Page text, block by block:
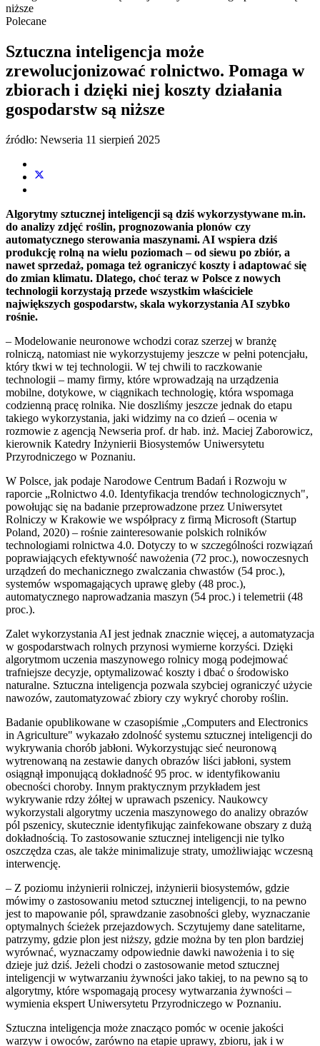
Polecane
Sztuczna inteligencja może
zrewolucjonizować rolnictwo. Pomaga w
zbiorach i dzięki niej koszty działania
gospodarstw są niższe
źródło: Newseria 11 sierpień 2025
Algorytmy sztucznej inteligencji są dziś wykorzystywane m.in.
do analizy zdjęć roślin, prognozowania plonów czy
automatycznego sterowania maszynami. AI wspiera dziś
produkcję rolną na wielu poziomach – od siewu po zbiór, a
nawet sprzedaż, pomaga też ograniczyć koszty i adaptować się
do zmian klimatu. Dlatego, choć teraz w Polsce z nowych
technologii korzystają przede wszystkim właściciele
największych gospodarstw, skala wykorzystania AI szybko
rośnie.
– Modelowanie neuronowe wchodzi coraz szerzej w branżę
rolniczą, natomiast nie wykorzystujemy jeszcze w pełni potencjału,
który tkwi w tej technologii. W tej chwili to raczkowanie
technologii – mamy firmy, które wprowadzają na urządzenia
mobilne, dotykowe, w ciągnikach technologię, która wspomaga
codzienną pracę rolnika. Nie doszliśmy jeszcze jednak do etapu
takiego wykorzystania, jaki widzimy na co dzień – ocenia w
rozmowie z agencją Newseria prof. dr hab. inż. Maciej Zaborowicz,
kierownik Katedry Inżynierii Biosystemów Uniwersytetu
Przyrodniczego w Poznaniu.
W Polsce, jak podaje Narodowe Centrum Badań i Rozwoju w
raporcie „Rolnictwo 4.0. Identyfikacja trendów technologicznych",
powołując się na badanie przeprowadzone przez Uniwersytet
Rolniczy w Krakowie we współpracy z firmą Microsoft (Startup
Poland, 2020) – rośnie zainteresowanie polskich rolników
technologiami rolnictwa 4.0. Dotyczy to w szczególności rozwiązań
poprawiających efektywność nawożenia (72 proc.), nowoczesnych
urządzeń do mechanicznego zwalczania chwastów (54 proc.),
systemów wspomagających uprawę gleby (48 proc.),
automatycznego naprowadzania maszyn (54 proc.) i telemetrii (48
proc.).
Zalet wykorzystania AI jest jednak znacznie więcej, a automatyzacja
w gospodarstwach rolnych przynosi wymierne korzyści. Dzięki
algorytmom uczenia maszynowego rolnicy mogą podejmować
trafniejsze decyzje, optymalizować koszty i dbać o środowisko
naturalne. Sztuczna inteligencja pozwala szybciej ograniczyć użycie
nawozów, zautomatyzować zbiory czy wykryć choroby roślin.
Badanie opublikowane w czasopiśmie „Computers and Electronics
in Agriculture" wykazało zdolność systemu sztucznej inteligencji do
wykrywania chorób jabłoni. Wykorzystując sieć neuronową
wytrenowaną na zestawie danych obrazów liści jabłoni, system
osiągnął imponującą dokładność 95 proc. w identyfikowaniu
obecności choroby. Innym praktycznym przykładem jest
wykrywanie rdzy żółtej w uprawach pszenicy. Naukowcy
wykorzystali algorytmy uczenia maszynowego do analizy obrazów
pól pszenicy, skutecznie identyfikując zainfekowane obszary z dużą
dokładnością. To zastosowanie sztucznej inteligencji nie tylko
oszczędza czas, ale także minimalizuje straty, umożliwiając wczesną
interwencję.
– Z poziomu inżynierii rolniczej, inżynierii biosystemów, gdzie
mówimy o zastosowaniu metod sztucznej inteligencji, to na pewno
jest to mapowanie pól, sprawdzanie zasobności gleby, wyznaczanie
optymalnych ścieżek przejazdowych. Sczytujemy dane satelitarne,
patrzymy, gdzie plon jest niższy, gdzie można by ten plon bardziej
wyrównać, wyznaczamy odpowiednie dawki nawożenia i to się
dzieje już dziś. Jeżeli chodzi o zastosowanie metod sztucznej
inteligencji w wytwarzaniu żywności jako takiej, to na pewno są to
algorytmy, które wspomagają procesy wytwarzania żywności –
wymienia ekspert Uniwersytetu Przyrodniczego w Poznaniu.
Sztuczna inteligencja może znacząco pomóc w ocenie jakości
warzyw i owoców, zarówno na etapie uprawy, zbioru, jak i w